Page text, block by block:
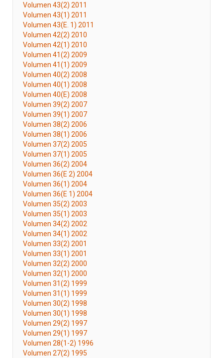
Volumen 43(2) 2011
Volumen 43(1) 2011
Volumen 43(E. 1) 2011
Volumen 42(2) 2010
Volumen 42(1) 2010
Volumen 41(2) 2009
Volumen 41(1) 2009
Volumen 40(2) 2008
Volumen 40(1) 2008
Volumen 40(E) 2008
Volumen 39(2) 2007
Volumen 39(1) 2007
Volumen 38(2) 2006
Volumen 38(1) 2006
Volumen 37(2) 2005
Volumen 37(1) 2005
Volumen 36(2) 2004
Volumen 36(E 2) 2004
Volumen 36(1) 2004
Volumen 36(E 1) 2004
Volumen 35(2) 2003
Volumen 35(1) 2003
Volumen 34(2) 2002
Volumen 34(1) 2002
Volumen 33(2) 2001
Volumen 33(1) 2001
Volumen 32(2) 2000
Volumen 32(1) 2000
Volumen 31(2) 1999
Volumen 31(1) 1999
Volumen 30(2) 1998
Volumen 30(1) 1998
Volumen 29(2) 1997
Volumen 29(1) 1997
Volumen 28(1-2) 1996
Volumen 27(2) 1995